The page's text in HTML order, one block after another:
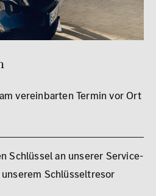
vereinbarten Termin vor Ort
Schlüssel an unserer Service-
Schlüsseltresor